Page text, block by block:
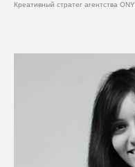
Креативный стратег агентства ONY